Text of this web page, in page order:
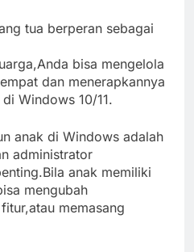
tua berperan sebagai
bisa mengelola
dan menerapkannya
Windows 10/11.
anak di Windows adalah
administrator
anak memiliki
mengubah
memasang